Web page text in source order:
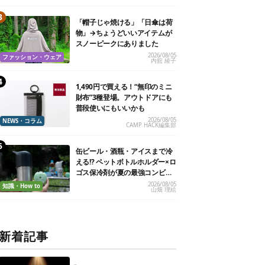
ファッション・ウェア
「帽子じゃ焼ける」「日傘は荷
物」→ちょうどいいアイテムが
スノーピークにありました
2026/08/05
内舘 綾子
NEWS・コラム
1,490円で買える！“無印のミニ
財布”3種登場。アウトドアにも
普段使いにもいいかも
2026/08/05
CAMP HACK編集部
知識・How to
缶ビール・酒瓶・アイスまで冷
える!? ペットボトルホルダー×ロ
ゴス保冷剤が夏の最強コンビだ
2026/08/05
山畑 理絵
着記事